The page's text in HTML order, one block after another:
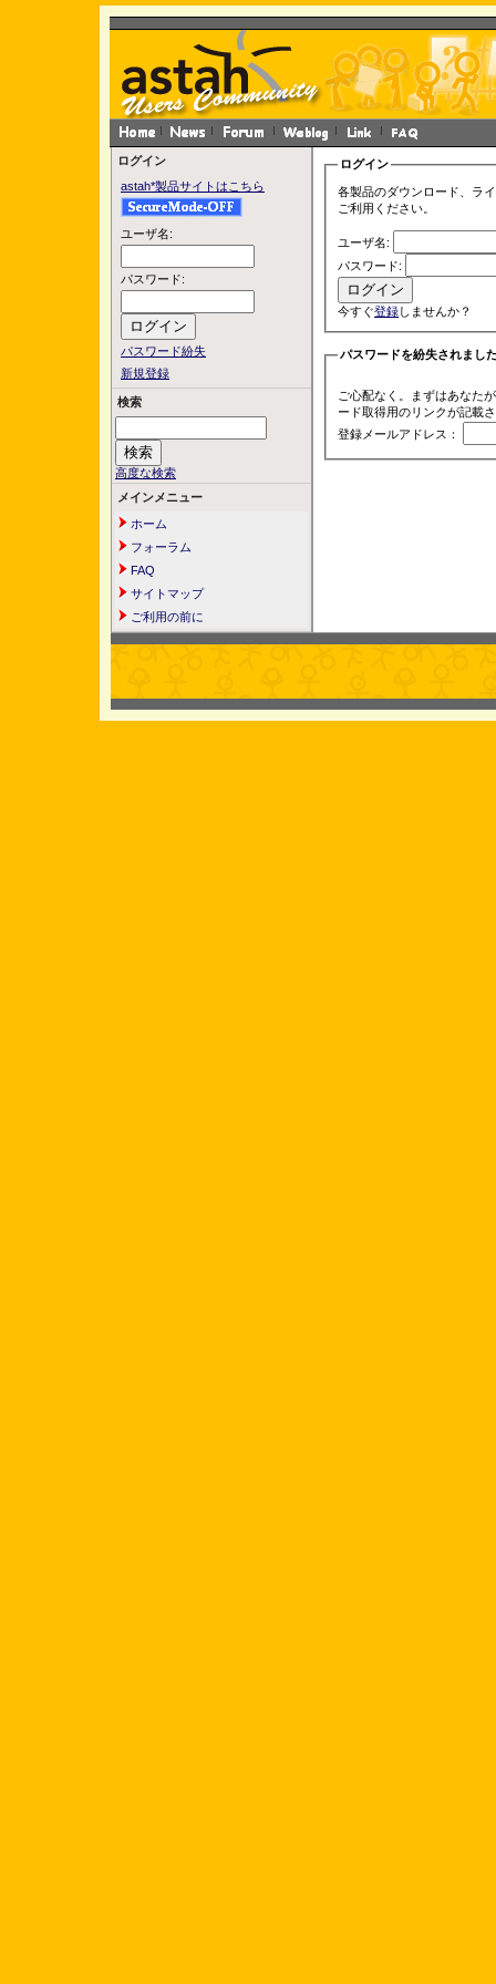
ログイン
astah*製品サイトはこちら
ユーザ名:
パスワード:
パスワード紛失
新規登録
検索
高度な検索
メインメニュー
ホーム
フォーラム
FAQ
サイトマップ
ご利用の前に
ログイン
各製品のダウンロード、ラ
ご利用ください。
ユーザ名:
パスワード:
今すぐ登録しませんか？
パスワードを紛失されまし
ご心配なく。まずはあなた
ード取得用のリンクが記載
登録メールアドレス：